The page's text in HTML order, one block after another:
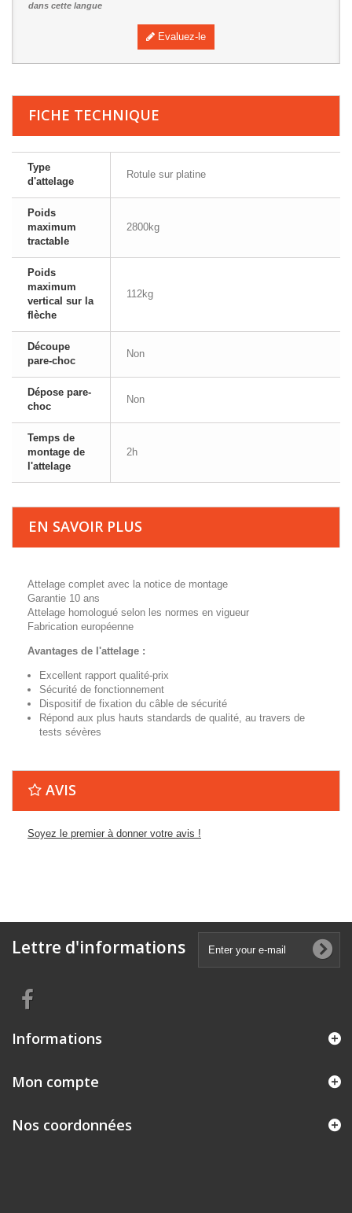
dans cette langue
Evaluez-le
FICHE TECHNIQUE
Type
d'attelage
Rotule sur platine
Poids
maximum
tractable
2800kg
Poids
maximum
vertical sur la
flèche
112kg
Découpe
pare-choc
Non
Dépose pare-
choc
Non
Temps de
montage de
l'attelage
2h
EN SAVOIR PLUS
Attelage complet avec la notice de montage
Garantie 10 ans
Attelage homologué selon les normes en vigueur
Fabrication européenne
Avantages de l'attelage :
Excellent rapport qualité-prix
Sécurité de fonctionnement
Dispositif de fixation du câble de sécurité
Répond aux plus hauts standards de qualité, au travers de
tests sévères
AVIS
Soyez le premier à donner votre avis !
Lettre d'informations
Informations
Mon compte
Nos coordonnées